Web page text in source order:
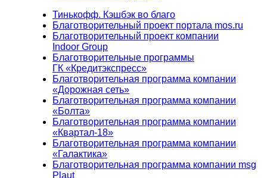
Тинькофф. Кэшбэк во благо
Благотворительный проект портала mos.ru
Благотворительный проект компании
Indoor Group
Благотворительные программы
ГК «Кредитэкспресс»
Благотворительная программа компании
«Дорожная сеть»
Благотворительная программа компании
«Болта»
Благотворительная программа компании
«Квартал-18»
Благотворительная программа компании
«Галактика»
Благотворительная программа компании msg
Plaut